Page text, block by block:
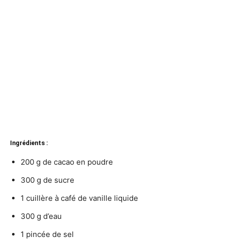
Ingrédients :
200 g de cacao en poudre
300 g de sucre
1 cuillère à café de vanille liquide
300 g d’eau
1 pincée de sel